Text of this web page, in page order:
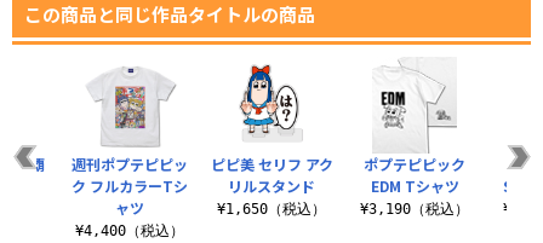
この商品と同じ作品タイトルの商品
ピピ美 セリフ アク
リルスタンド
¥1,650（税込）
ポプテピピック
EDM Tシャツ
¥3,190（税込）
ポプ
ク覇
週刊ポプテピピッ
ク フルカラーTシ
ャツ
¥4,400（税込）